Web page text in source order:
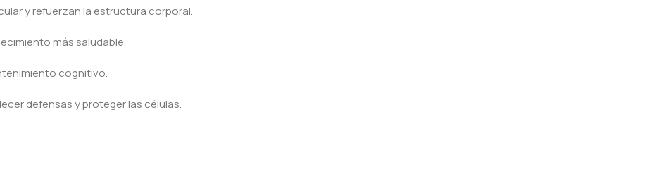
y refuerzan la estructura corporal.
más saludable.
cognitivo.
defensas y proteger las células.